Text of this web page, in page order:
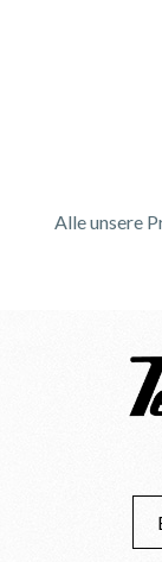
Alle unsere